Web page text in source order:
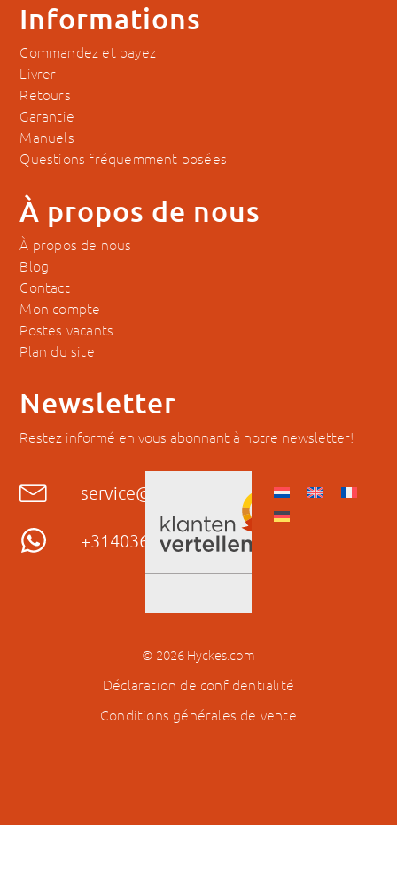
Informations
Commandez et payez
Livrer
Retours
Garantie
Manuels
Questions fréquemment posées
À propos de nous
À propos de nous
Blog
Contact
Mon compte
Postes vacants
Plan du site
Newsletter
Restez informé en vous abonnant à notre newsletter!
service@hyckes.com
+31403690404
© 2026 Hyckes.com
Déclaration de confidentialité
Conditions générales de vente